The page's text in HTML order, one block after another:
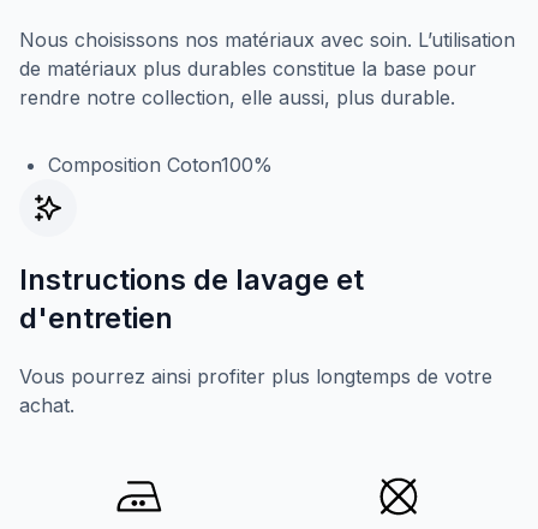
Nous choisissons nos matériaux avec soin. L’utilisation
de matériaux plus durables constitue la base pour
rendre notre collection, elle aussi, plus durable.
Composition Coton100%
Instructions de lavage et
d'entretien
Vous pourrez ainsi profiter plus longtemps de votre
achat.